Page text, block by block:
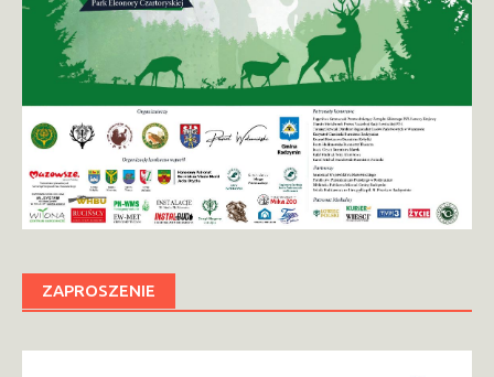
ZAPROSZENIE